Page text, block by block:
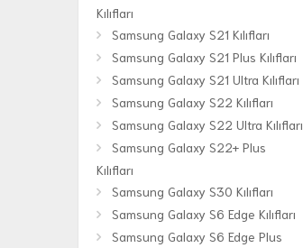
Kılıfları
Samsung Galaxy S21 Kılıfları
Samsung Galaxy S21 Plus Kılıfları
Samsung Galaxy S21 Ultra Kılıfları
Samsung Galaxy S22 Kılıfları
Samsung Galaxy S22 Ultra Kılıfları
Samsung Galaxy S22+ Plus
Kılıfları
Samsung Galaxy S30 Kılıfları
Samsung Galaxy S6 Edge Kılıfları
Samsung Galaxy S6 Edge Plus